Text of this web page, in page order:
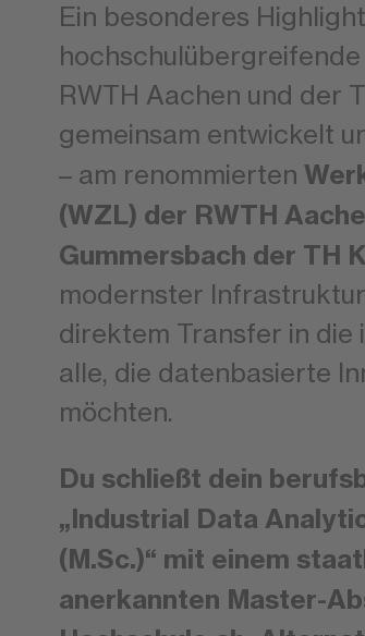
Ein besonderes
RWTH Aachen und der
gemeinsam entwickelt
– am renommierten
(WZL) der RWTH
Gummersbach der TH
modernster
direktem Transfer in die
alle, die datenbasierte
möchten.
Du schließt dein
„Industrial Data
(M.Sc.)“ mit einem
anerkannten Master-